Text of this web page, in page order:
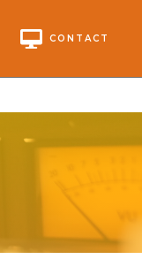
CONTACT